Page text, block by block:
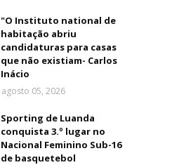
"O Instituto national de
habitação abriu
candidaturas para casas
que não existiam- Carlos
Inácio
agosto 05, 2026
Sporting de Luanda
conquista 3.º lugar no
Nacional Feminino Sub-16
de basquetebol